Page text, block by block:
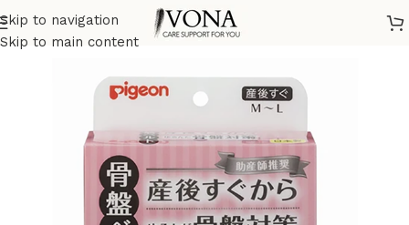
Skip to navigation
Skip to main content
ホーム/産後ケア